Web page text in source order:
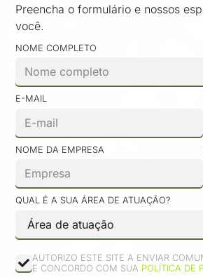
Preencha o formulário e nossos
você.
NOME COMPLETO
E-MAIL
NOME DA EMPRESA
QUAL É A SUA ÁREA DE ATUAÇÃO?
AUTORIZO ESTE SITE A ENVIAR
E CONCORDO COM SUA POLÍTICA DE